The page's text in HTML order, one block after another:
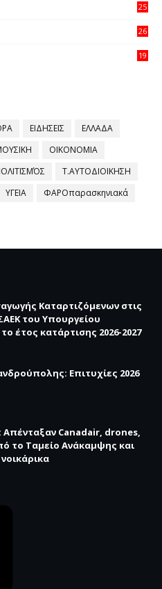
25
26
19
ΕΙΔΗΣΕΙΣ
ΕΛΛΑΔΑ
ΟΙΚΟΝΟΜΙΑ
Τ.ΑΥΤΟΔΙΟΙΚΗΣΗ
ΥΓΕΙΑ
ΦΑΡΟπαρασκηνιακά
Καταρτιζόμενων στις
του Υπουργείου
έτος κατάρτισης 2026-2027
Επιτυχίες 2026
Canadair, drones,
το Ταμείο Ανάκαμψης και